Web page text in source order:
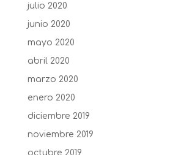
julio 2020
junio 2020
mayo 2020
abril 2020
marzo 2020
enero 2020
diciembre 2019
noviembre 2019
octubre 2019